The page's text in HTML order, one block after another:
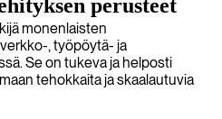
perusteet
monenlaisten
, työpöytä- ja
Se on tukeva ja helposti
tehokkaita ja skaalautuvia